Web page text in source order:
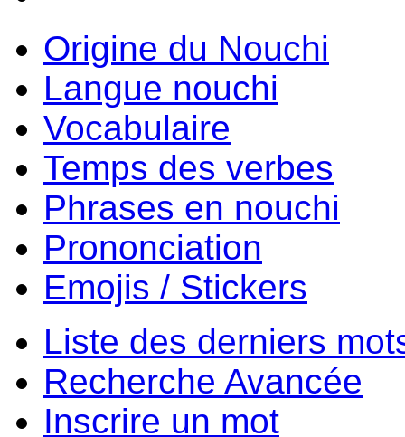
Origine du Nouchi
Langue nouchi
Vocabulaire
Temps des verbes
Phrases en nouchi
Prononciation
Emojis / Stickers
Liste des derniers
Recherche Avancée
Inscrire un mot